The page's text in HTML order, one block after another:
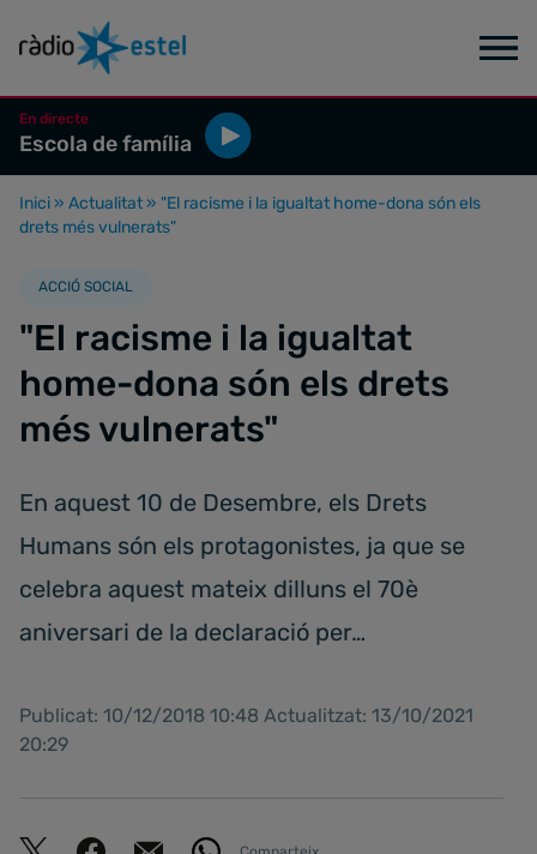
En directe
Escola de família
Inici » Actualitat » "El racisme i la igualtat home-dona són els
drets més vulnerats"
ACCIÓ SOCIAL
"El racisme i la igualtat
home-dona són els drets
més vulnerats"
En aquest 10 de Desembre, els Drets
Humans són els protagonistes, ja que se
celebra aquest mateix dilluns el 70è
aniversari de la declaració per…
Publicat: 10/12/2018 10:48 Actualitzat: 13/10/2021
20:29